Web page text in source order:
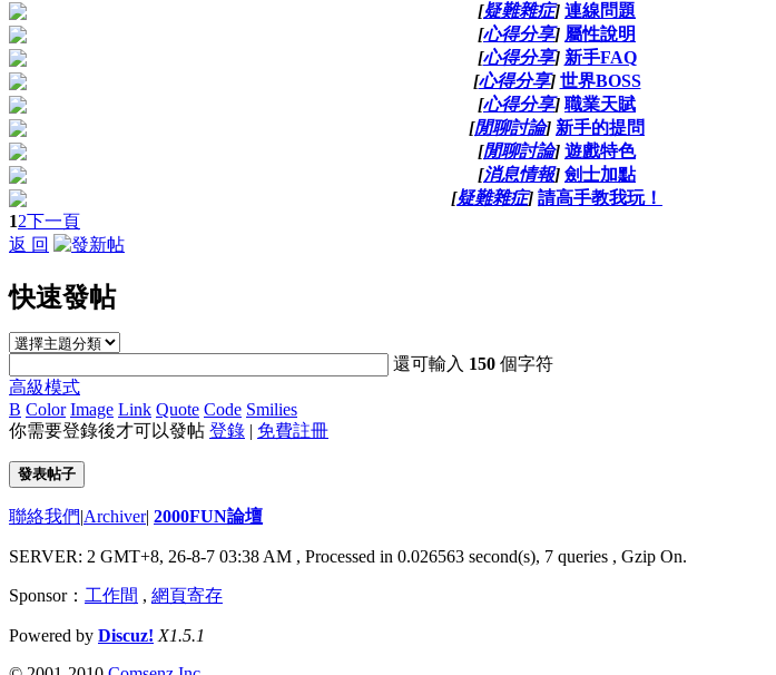
[疑難雜症] 連線問題
[心得分享] 屬性說明
[心得分享] 新手FAQ
[心得分享] 世界BOSS
[心得分享] 職業天賦
[閒聊討論] 新手的提問
[閒聊討論] 遊戲特色
[消息情報] 劍士加點
[疑難雜症] 請高手教我玩！
12下一頁
返 回
快速發帖
還可輸入 150 個字符
高級模式
B Color Image Link Quote Code Smilies
你需要登錄後才可以發帖 登錄 | 免費註冊
發表帖子
聯絡我們|Archiver| 2000FUN論壇
SERVER: 2 GMT+8, 26-8-7 03:38 AM , Processed in 0.026563 second(s), 7 queries , Gzip On.
Sponsor： 工作間 , 網頁寄存
Powered by Discuz! X1.5.1